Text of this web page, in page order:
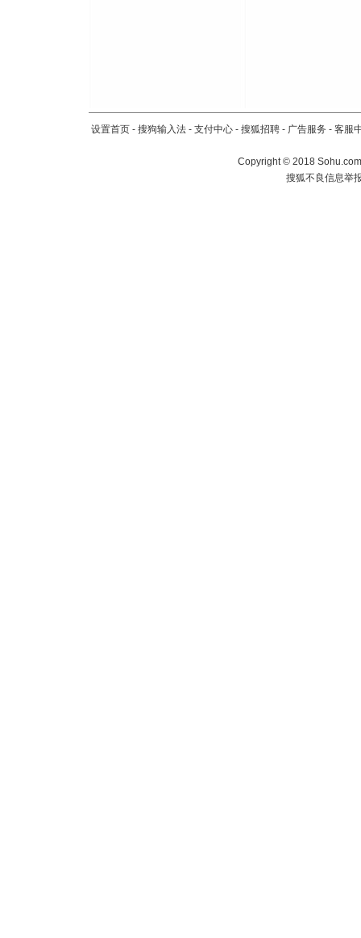
设置首页 - 搜狗输入法 - 支付中心 - 搜狐招聘 - 广告服务 - 客服
Copyright ©2018
搜狐不良信息举